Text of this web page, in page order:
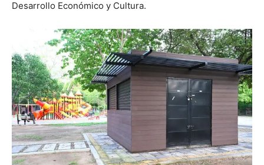
Desarrollo Económico y Cultura.